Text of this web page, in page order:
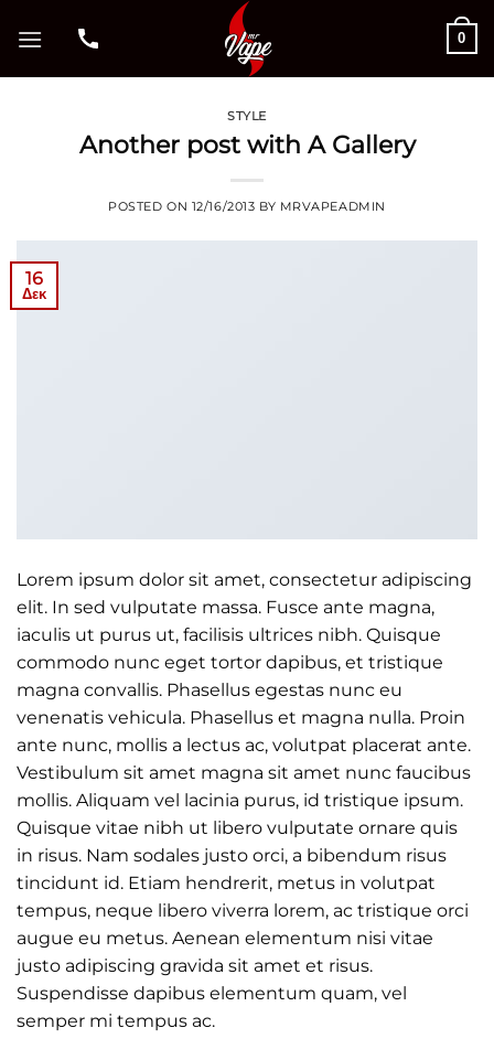
στο
0
STYLE
Another post with A Gallery
POSTED ON 12/16/2013 BY MRVAPEADMIN
16
Δεκ
Lorem ipsum dolor sit amet, consectetur adipiscing
elit. In sed vulputate massa. Fusce ante magna,
iaculis ut purus ut, facilisis ultrices nibh. Quisque
commodo nunc eget tortor dapibus, et tristique
magna convallis. Phasellus egestas nunc eu
venenatis vehicula. Phasellus et magna nulla. Proin
ante nunc, mollis a lectus ac, volutpat placerat ante.
Vestibulum sit amet magna sit amet nunc faucibus
mollis. Aliquam vel lacinia purus, id tristique ipsum.
Quisque vitae nibh ut libero vulputate ornare quis
in risus. Nam sodales justo orci, a bibendum risus
tincidunt id. Etiam hendrerit, metus in volutpat
tempus, neque libero viverra lorem, ac tristique orci
augue eu metus. Aenean elementum nisi vitae
justo adipiscing gravida sit amet et risus.
Suspendisse dapibus elementum quam, vel
semper mi tempus ac.